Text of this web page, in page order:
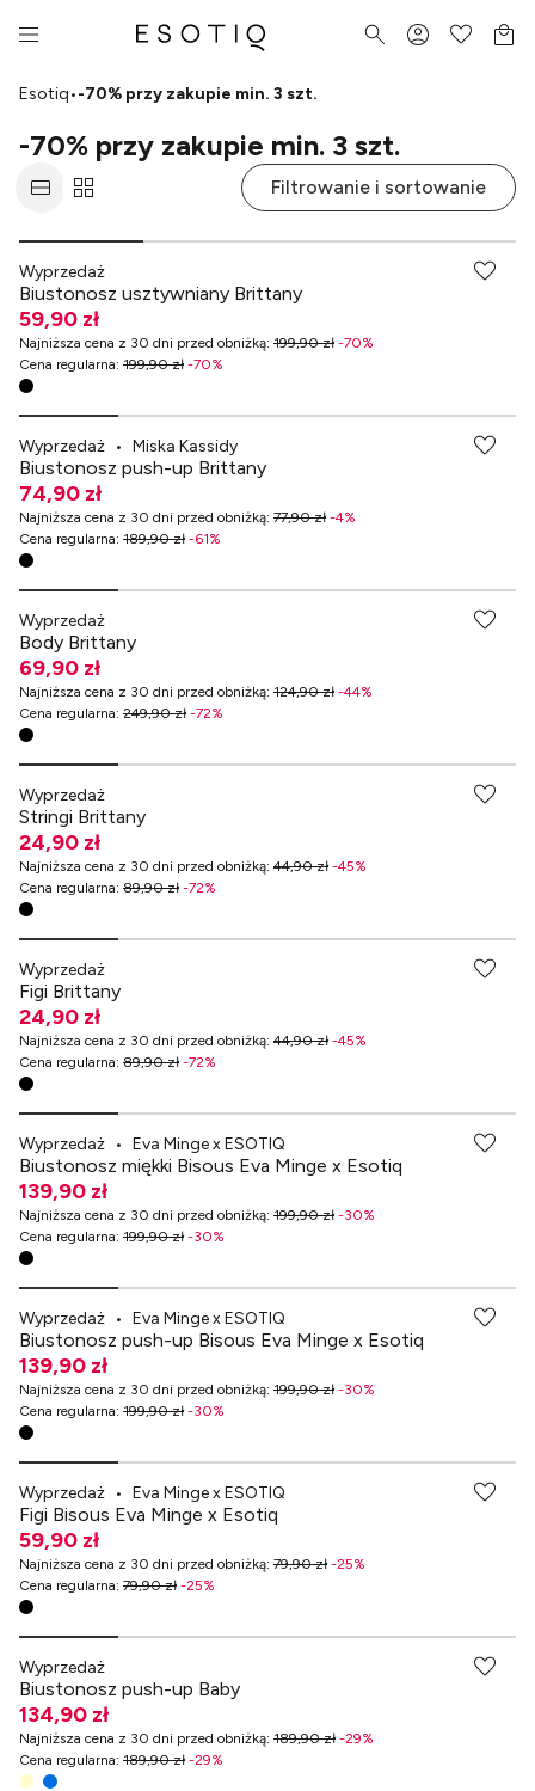
Esotiq•-70% przy zakupie min. 3 szt.
-70% przy zakupie min. 3 szt.
Filtrowanie i sortowanie
Wyprzedaż
Biustonosz usztywniany Brittany
59,90 zł
Najniższa cena z 30 dni przed obniżką: 199,90 zł -70%
Cena regularna: 199,90 zł -70%
Wyprzedaż • Miska Kassidy
Biustonosz push-up Brittany
74,90 zł
Najniższa cena z 30 dni przed obniżką: 77,90 zł -4%
Cena regularna: 189,90 zł -61%
Wyprzedaż
Body Brittany
69,90 zł
Najniższa cena z 30 dni przed obniżką: 124,90 zł -44%
Cena regularna: 249,90 zł -72%
Wyprzedaż
Stringi Brittany
24,90 zł
Najniższa cena z 30 dni przed obniżką: 44,90 zł -45%
Cena regularna: 89,90 zł -72%
Wyprzedaż
Figi Brittany
24,90 zł
Najniższa cena z 30 dni przed obniżką: 44,90 zł -45%
Cena regularna: 89,90 zł -72%
Wyprzedaż • Eva Minge x ESOTIQ
Biustonosz miękki Bisous Eva Minge x Esotiq
139,90 zł
Najniższa cena z 30 dni przed obniżką: 199,90 zł -30%
Cena regularna: 199,90 zł -30%
Wyprzedaż • Eva Minge x ESOTIQ
Biustonosz push-up Bisous Eva Minge x Esotiq
139,90 zł
Najniższa cena z 30 dni przed obniżką: 199,90 zł -30%
Cena regularna: 199,90 zł -30%
Wyprzedaż • Eva Minge x ESOTIQ
Figi Bisous Eva Minge x Esotiq
59,90 zł
Najniższa cena z 30 dni przed obniżką: 79,90 zł -25%
Cena regularna: 79,90 zł -25%
Wyprzedaż
Biustonosz push-up Baby
134,90 zł
Najniższa cena z 30 dni przed obniżką: 189,90 zł -29%
Cena regularna: 189,90 zł -29%